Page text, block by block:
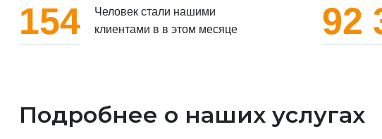
154
Человек стали нашими
клиентами в в этом месяце
92
Подробнее о наших услугах